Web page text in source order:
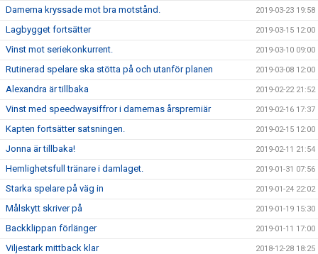
Damerna kryssade mot bra motstånd. 2019-03-23 19:58
Lagbygget fortsätter 2019-03-15 12:00
Vinst mot seriekonkurrent. 2019-03-10 09:00
Rutinerad spelare ska stötta på och utanför planen 2019-03-08 12:00
Alexandra är tillbaka 2019-02-22 21:52
Vinst med speedwaysiffror i damernas årspremiär 2019-02-16 17:37
Kapten fortsätter satsningen. 2019-02-15 12:00
Jonna är tillbaka! 2019-02-11 21:54
Hemlighetsfull tränare i damlaget. 2019-01-31 07:56
Starka spelare på väg in 2019-01-24 22:02
Målskytt skriver på 2019-01-19 15:30
Backklippan förlänger 2019-01-11 17:00
Viljestark mittback klar 2018-12-28 18:25